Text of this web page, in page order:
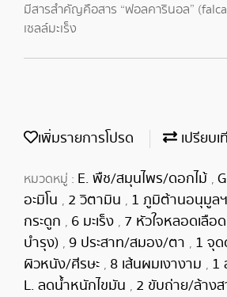
มีสารสำคัญคือสาร “ฟอลคารินอล”
เซลล์มะเร็ง
เพิ่มรายการโปรด เปรียบ
หมวดหมู่ : E. พืช/สมุนไพร/ดอกไม้ ,
อะมิโน , 2 วิตามิน , 1 ภูมิต้านอนุมูลฯ
กระดูก , 6 มะเร็ง , 7 หัวใจหลอดเลือด
บำรุง) , 9 ประสาท/สมอง/ตา , 1 จุด
ผิวหนัง/ศีรษะ , 8 เส้นผมเงางาม , 1
L. ลดน้ำหนักไขมัน , 2 ขับถ่าย/ล้างส